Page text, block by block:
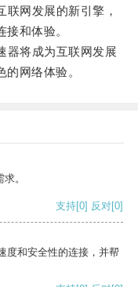
网发展的新引擎，
和体验。
将成为互联网发展
网络体验。
。
支持[0] 反对[0]
度和安全性的连接，并帮